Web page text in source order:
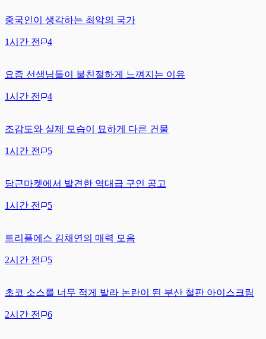
중국인이 생각하는 최악의 국가
1시간 전 4
요즘 선생님들이 불친절하게 느껴지는 이유
1시간 전 4
조감도와 실제 모습이 묘하게 다른 건물
1시간 전 5
당근마켓에서 발견한 역대급 구인 공고
1시간 전 5
트리플에스 김채연의 매력 모음
2시간 전 5
초코 소스를 너무 적게 발라 논란이 된 부산 철판 아이스크림
2시간 전 6